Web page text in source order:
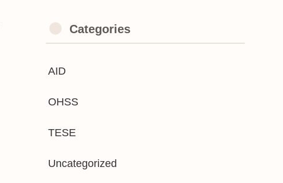
Categories
AID
OHSS
TESE
Uncategorized